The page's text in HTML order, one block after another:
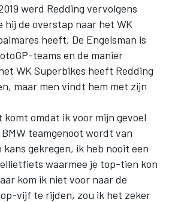
werd Redding vervolgens
hij de overstap naar het WK
heeft. De Engelsman is
teams en de manier
WK Superbikes heeft Redding
maar men vindt hem met zijn
komt omdat ik voor mijn gevoel
teamgenoot wordt van
gekregen, ik heb nooit een
waarmee je top-tien kon
kom ik niet voor naar de
vijf te rijden, zou ik het zeker